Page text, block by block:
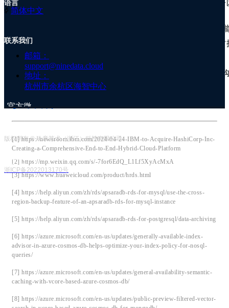
入
注
册
性，包括：Nonblocking DDL 功能、并行查询支持
Query Cache等([15])
云数据库 PostgreSQL 发布 database 级别的资源隔离
云数据库 PostgreSQL 磁盘容量最低支持10GB，同
规格。([17])
云数据库 SQL Server 国际站支持包年包月计费模式
([18])
参考资料
[1] https://newsroom.ibm.com/2024-04-24-IBM-to-Acquire-HashiCorp-Inc-
Creating-a-Comprehensive-End-to-End-Hybrid-Cloud-Platform
[2] https://mp.weixin.qq.com/s/-7for6EdQ_L1Lf5XyAcMxA
[3] https://www.huaweicloud.com/product/hrds.html
[4] https://help.aliyun.com/zh/rds/apsaradb-rds-for-mysql/use-the-cross-
region-backup-feature-of-an-apsaradb-rds-for-mysql-instance
[5] https://help.aliyun.com/zh/rds/apsaradb-rds-for-postgresql/data-archiving
[6] https://azure.microsoft.com/en-us/updates/generally-available-index-
advisor-in-azure-cosmos-db-helps-optimize-your-index-policy-for-nosql-
queries/
[7] https://azure.microsoft.com/en-us/updates/general-availability-semantic-
caching-with-vcore-based-azure-cosmos-db/
[8] https://azure.microsoft.com/en-us/updates/public-preview-filtered-vector-
语言
ꀅ 简体中文
联系我们
邮箱：
support@ninedata.cloud
地址：
杭州市余杭区海智中心
官方微
服号
版权所有 © 玖章算术（浙江）科技有限公司
浙ICP备2022013170号